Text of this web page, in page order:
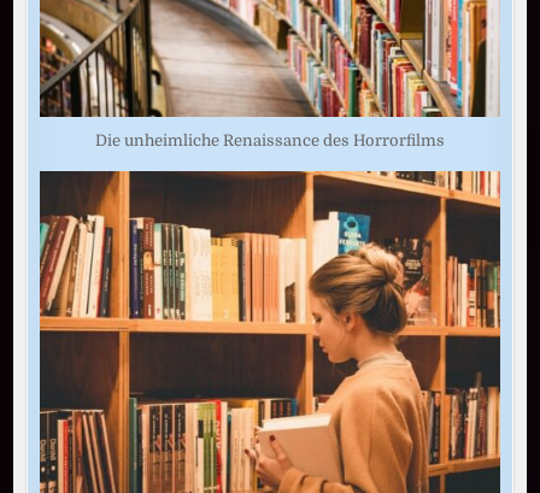
Die unheimliche Renaissance des Horrorfilms